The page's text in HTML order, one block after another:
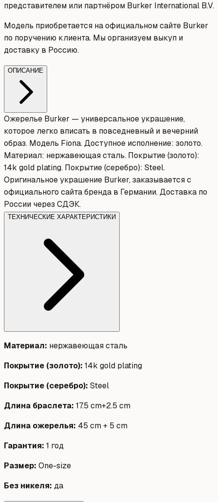
представителем или партнёром Burker International B.V.
Модель приобретается на официальном сайте Burker
по поручению клиента. Мы организуем выкуп и
доставку в Россию.
ОПИСАНИЕ
Ожерелье Burker — универсальное украшение,
которое легко вписать в повседневный и вечерний
образ. Модель Fiona. Доступное исполнение: золото.
Материал: нержавеющая сталь. Покрытие (золото):
14k gold plating. Покрытие (серебро): Steel.
Оригинальное украшение Burker, заказывается с
официального сайта бренда в Германии. Доставка по
России через СДЭК.
ТЕХНИЧЕСКИЕ ХАРАКТЕРИСТИКИ
Материал: нержавеющая сталь
Покрытие (золото): 14k gold plating
Покрытие (серебро): Steel
Длина браслета: 17.5 cm+2.5 cm
Длина ожерелья: 45 cm + 5 cm
Гарантия: 1 год
Размер: One-size
Без никеля: да